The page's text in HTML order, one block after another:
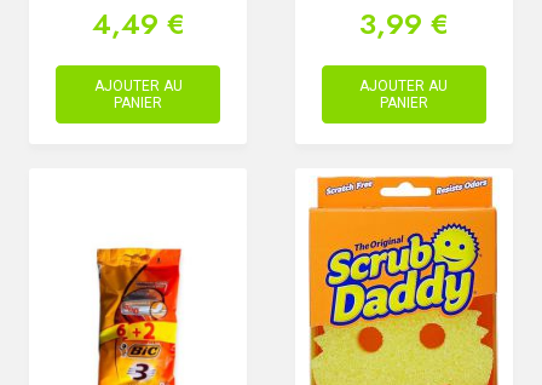
4,49 €
AJOUTER AU
PANIER
3,99 €
AJOUTER AU
PANIER